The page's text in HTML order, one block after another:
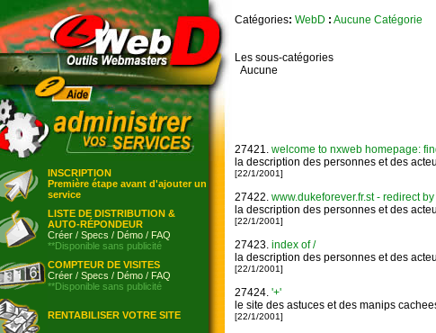
INSCRIPTION
Première étape avant d'ajouter un
service
LISTE DE DISTRIBUTION &
AUTO-RÉPONDEUR
Créer / Specs / Démo / FAQ
**Disponible sans publicité
COMPTEUR DE VISITES
Créer / Specs / Démo / FAQ
**Disponible sans publicité
RENTABILISER VOTRE SITE
Catégories: WebD : Aucune Catégorie
Les sous-catégories
Aucune
27421. welcome to nxweb homepage:
la description des personnes et des
[22/1/2001]
27422. www.dukeforever.fr.st - redirect
la description des personnes et des
[22/1/2001]
27423. index of /
la description des personnes et des
[22/1/2001]
27424. '+'
le site des astuces et des manips
[22/1/2001]